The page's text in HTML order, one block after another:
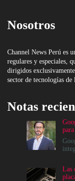
Nosotros
Channel News Perú es
regulares y especiales,
dirigidos
sector de tecnologías
Notas
Las